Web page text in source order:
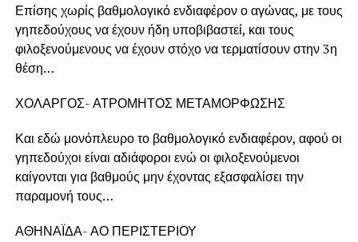
Επίσης χωρίς βαθμολογικό ενδιαφέρον ο αγώνας, με τους
γηπεδούχους να έχουν ήδη υποβιβαστεί, και τους
φιλοξενούμενους να έχουν στόχο να τερματίσουν στην 3η
θέση…
ΧΟΛΑΡΓΟΣ- ΑΤΡΟΜΗΤΟΣ ΜΕΤΑΜΟΡΦΩΣΗΣ
Και εδώ μονόπλευρο το βαθμολογικό ενδιαφέρον, αφού οι
γηπεδούχοι είναι αδιάφοροι ενώ οι φιλοξενούμενοι
καίγονται για βαθμούς μην έχοντας εξασφαλίσει την
παραμονή τους…
ΑΘΗΝΑΪΔΑ- ΑΟ ΠΕΡΙΣΤΕΡΙΟΥ